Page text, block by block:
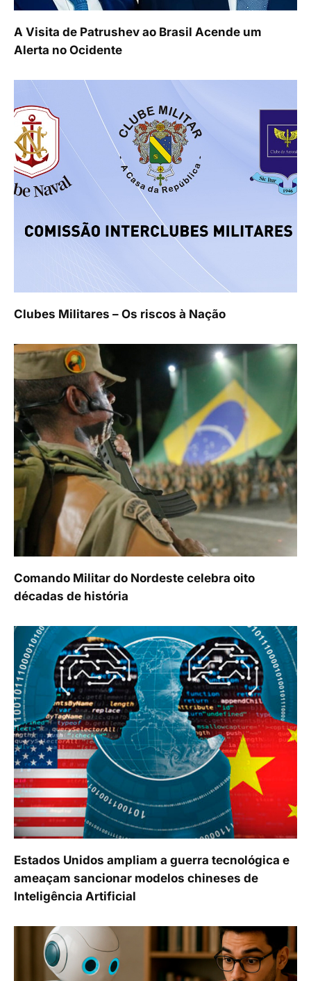
A Visita de Patrushev ao Brasil Acende um
Alerta no Ocidente
Clubes Militares – Os riscos à Nação
Comando Militar do Nordeste celebra oito
décadas de história
Estados Unidos ampliam a guerra tecnológica e
ameaçam sancionar modelos chineses de
Inteligência Artificial